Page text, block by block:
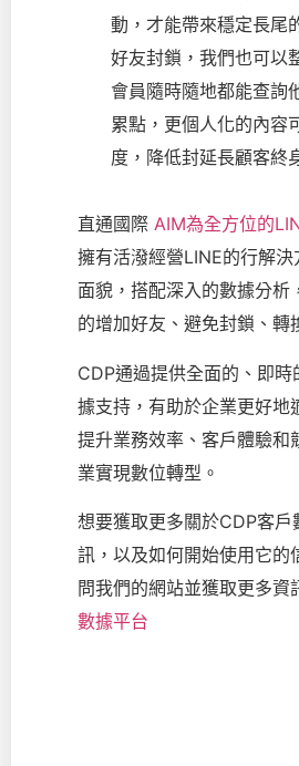
動，才能帶來穩定長尾
好友封鎖，我們也可以
會員隨時隨地都能查詢
累點，更個人化的內容
度，降低封延長顧客終
直通國際 AIM為全方位的
擁有活潑經營LINE的行解
面貌，搭配深入的數據分析
的增加好友、避免封鎖、轉
CDP通過提供全面的、即
據支持，有助於企業更好地
提升業務效率、客戶體驗和
業實現數位轉型。
想要獲取更多關於CDP客戶
訊，以及如何開始使用它的
問我們的網站並獲取更多資
數據平台